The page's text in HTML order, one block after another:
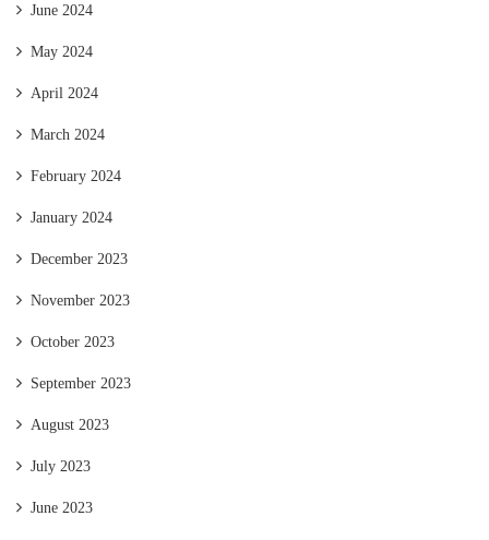
June 2024
May 2024
April 2024
March 2024
February 2024
January 2024
December 2023
November 2023
October 2023
September 2023
August 2023
July 2023
June 2023